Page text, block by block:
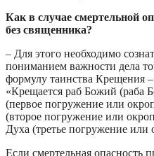
Как в случае смертельной
без священника?
– Для этого необходимо
пониманием важности дела
формулу таинства Крещения
«Крещается раб Божий (раба
(первое погружение или
(второе погружение или
Духа (третье погружение
Если смертельная опасность